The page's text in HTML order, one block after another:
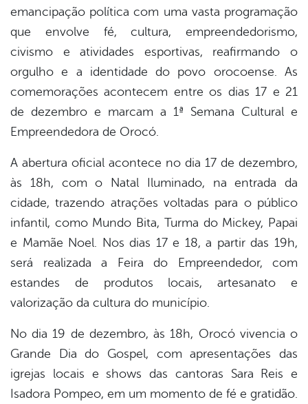
emancipação política com uma vasta programação
que envolve fé, cultura, empreendedorismo,
civismo e atividades esportivas, reafirmando o
orgulho e a identidade do povo orocoense. As
comemorações acontecem entre os dias 17 e 21
de dezembro e marcam a 1ª Semana Cultural e
Empreendedora de Orocó.
A abertura oficial acontece no dia 17 de dezembro,
às 18h, com o Natal Iluminado, na entrada da
cidade, trazendo atrações voltadas para o público
infantil, como Mundo Bita, Turma do Mickey, Papai
e Mamãe Noel. Nos dias 17 e 18, a partir das 19h,
será realizada a Feira do Empreendedor, com
estandes de produtos locais, artesanato e
valorização da cultura do município.
No dia 19 de dezembro, às 18h, Orocó vivencia o
Grande Dia do Gospel, com apresentações das
igrejas locais e shows das cantoras Sara Reis e
Isadora Pompeo, em um momento de fé e gratidão.